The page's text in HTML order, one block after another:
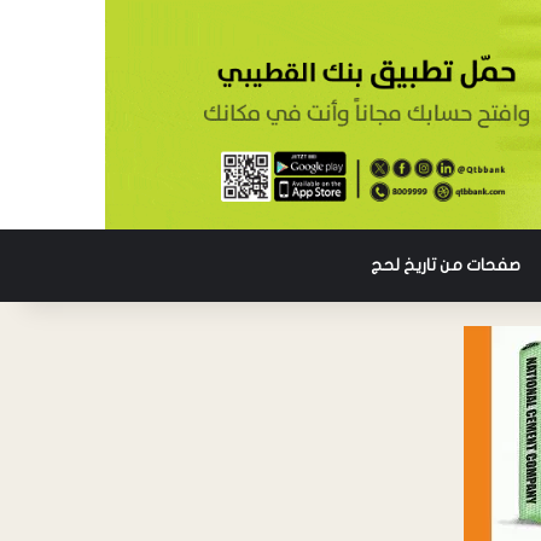
صفحات من تاريخ لحج